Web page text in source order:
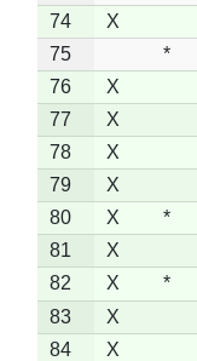
74
X
75
*
76
X
77
X
78
X
79
X
80
X *
81
X
82
X *
83
X
84
X